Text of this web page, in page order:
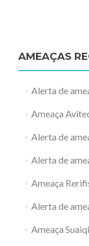
AMEAÇAS
Alerta de
Ameaça
Alerta de
Alerta de
Ameaça
Alerta de
Ameaça